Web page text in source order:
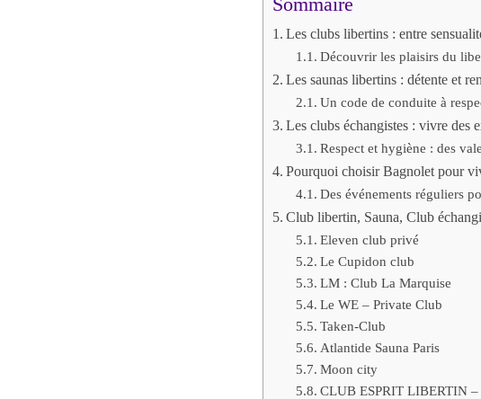
Sommaire
Les clubs libertins : entre
Découvrir les plaisirs du
Les saunas libertins : détente et
Un code de conduite à
Les clubs échangistes : vivre des
Respect et hygiène : des
Pourquoi choisir Bagnolet pour
Des événements réguliers
Club libertin, Sauna, Club
Eleven club privé
Le Cupidon club
LM : Club La Marquise
Le WE – Private Club
Taken-Club
Atlantide Sauna Paris
Moon city
CLUB ESPRIT LIBERTIN